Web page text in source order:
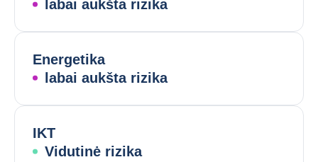
labai aukšta rizika
Energetika
labai aukšta rizika
IKT
Vidutinė rizika